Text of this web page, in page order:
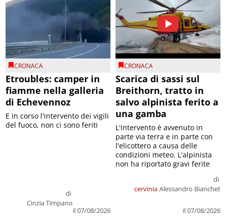
CRONACA
Etroubles: camper in
fiamme nella galleria
di Echevennoz
di
Cinzia Timpano
il 07/08/2026
E in corso l'intervento dei vigili
del fuoco, non ci sono feriti
CRONACA
Scarica di sassi sul
Breithorn, tratto in
salvo alpinista ferito a
una gamba
cervinia
di
Alessandro Bianchet
il 07/08/2026
L'intervento è avvenuto in
parte via terra e in parte con
l'elicottero a causa delle
condizioni meteo. L'alpinista
non ha riportato gravi ferite